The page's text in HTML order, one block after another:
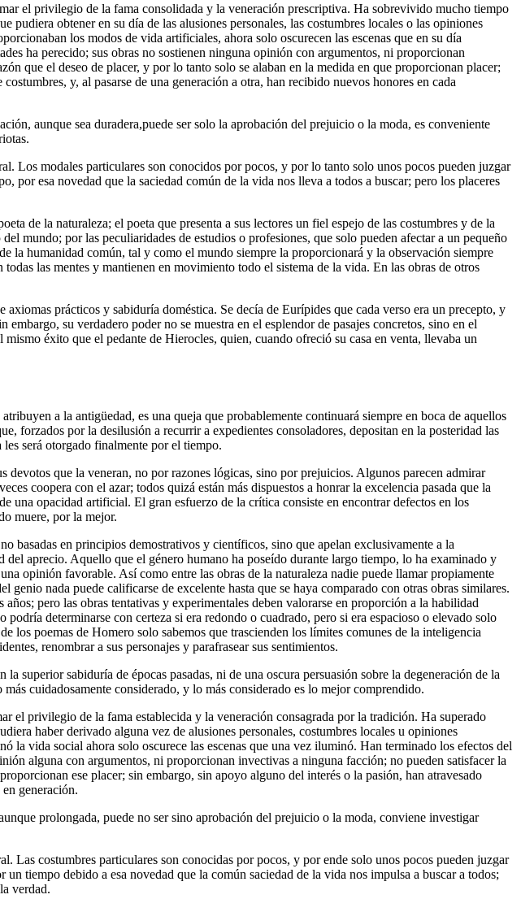
el privilegio de la fama consolidada y la veneración prescriptiva. Ha sobrevivido mucho tiempo
obtener en su día de las alusiones personales, las costumbres locales o las opiniones
los modos de vida artificiales, ahora solo oscurecen las escenas que en su día
ha perecido; sus obras no sostienen ninguna opinión con argumentos, ni proporcionan
que el deseo de placer, y por lo tanto solo se alaban en la medida en que proporcionan placer;
y, al pasarse de una generación a otra, han recibido nuevos honores en cada
aunque sea duradera,puede ser solo la aprobación del prejuicio o la moda, es conveniente
Los modales particulares son conocidos por pocos, y por lo tanto solo unos pocos pueden juzgar
esa novedad que la saciedad común de la vida nos lleva a todos a buscar; pero los placeres
de la naturaleza; el poeta que presenta a sus lectores un fiel espejo de las costumbres y de la
mundo; por las peculiaridades de estudios o profesiones, que solo pueden afectar a un pequeño
la humanidad común, tal y como el mundo siempre la proporcionará y la observación siempre
las mentes y mantienen en movimiento todo el sistema de la vida. En las obras de otros
prácticos y sabiduría doméstica. Se decía de Eurípides que cada verso era un precepto, y
su verdadero poder no se muestra en el esplendor de pasajes concretos, sino en el
éxito que el pedante de Hierocles, quien, cuando ofreció su casa en venta, llevaba un
a la antigüedad, es una queja que probablemente continuará siempre en boca de aquellos
forzados por la desilusión a recurrir a expedientes consoladores, depositan en la posteridad las
les será otorgado finalmente por el tiempo.
que la veneran, no por razones lógicas, sino por prejuicios. Algunos parecen admirar
coopera con el azar; todos quizá están más dispuestos a honrar la excelencia pasada que la
una opacidad artificial. El gran esfuerzo de la crítica consiste en encontrar defectos en los
muere, por la mejor.
basadas en principios demostrativos y científicos, sino que apelan exclusivamente a la
aprecio. Aquello que el género humano ha poseído durante largo tiempo, lo ha examinado y
opinión favorable. Así como entre las obras de la naturaleza nadie puede llamar propiamente
nada puede calificarse de excelente hasta que se haya comparado con otras obras similares.
pero las obras tentativas y experimentales deben valorarse en proporción a la habilidad
determinarse con certeza si era redondo o cuadrado, pero si era espacioso o elevado solo
los poemas de Homero solo sabemos que trascienden los límites comunes de la inteligencia
renombrar a sus personajes y parafrasear sus sentimientos.
superior sabiduría de épocas pasadas, ni de una oscura persuasión sobre la degeneración de la
cuidadosamente considerado, y lo más considerado es lo mejor comprendido.
el privilegio de la fama establecida y la veneración consagrada por la tradición. Ha superado
haber derivado alguna vez de alusiones personales, costumbres locales u opiniones
vida social ahora solo oscurece las escenas que una vez iluminó. Han terminado los efectos del
alguna con argumentos, ni proporcionan invectivas a ninguna facción; no pueden satisfacer la
ese placer; sin embargo, sin apoyo alguno del interés o la pasión, han atravesado
generación.
prolongada, puede no ser sino aprobación del prejuicio o la moda, conviene investigar
Las costumbres particulares son conocidas por pocos, y por ende solo unos pocos pueden juzgar
tiempo debido a esa novedad que la común saciedad de la vida nos impulsa a buscar a todos;
verdad.